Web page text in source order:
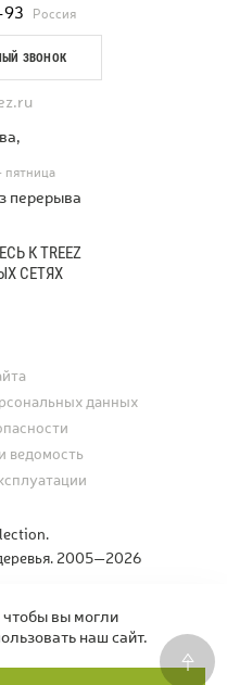
Россия
ЗВОНОК
пятница
перерыва
К TREEZ
СЕТЯХ
2005—2026
данных
ведомость
сайтаicrea.ru
вы могли
наш сайт.